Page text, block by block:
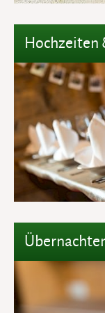
Hochzeiten